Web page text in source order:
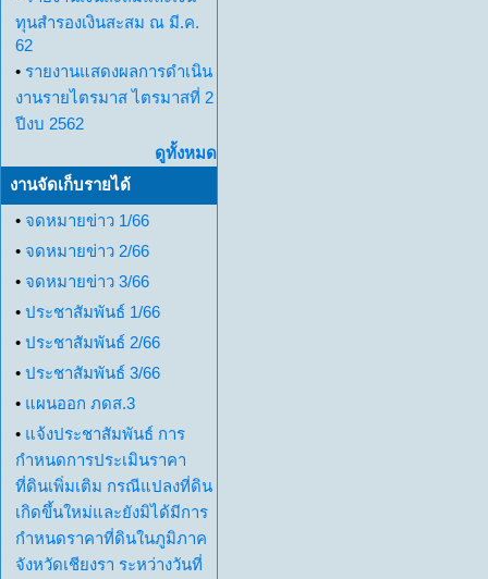
ทุนสำรองเงินสะสม ณ มี.ค.
62
• รายงานแสดงผลการดำเนิน
งานรายไตรมาส ไตรมาสที่ 2
ปีงบ 2562
ดูทั้งหมด
งานจัดเก็บรายได้
• จดหมายข่าว 1/66
• จดหมายข่าว 2/66
• จดหมายข่าว 3/66
• ประชาสัมพันธ์ 1/66
• ประชาสัมพันธ์ 2/66
• ประชาสัมพันธ์ 3/66
• แผนออก ภดส.3
• แจ้งประชาสัมพันธ์ การ
กำหนดการประเมินราคา
ที่ดินเพิ่มเติม กรณีแปลงที่ดิน
เกิดขึ้นใหม่และยังมิได้มีการ
กำหนดราคาที่ดินในภูมิภาค
จังหวัดเชียงรา ระหว่างวันที่